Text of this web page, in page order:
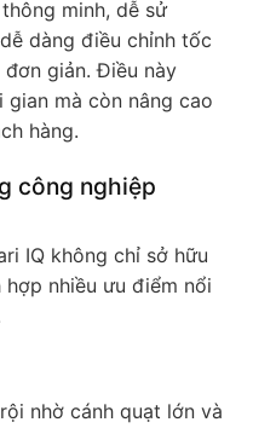
minh, dễ sử
dàng điều chỉnh tốc
giản. Điều này
mà còn nâng cao
hàng.
công nghiệp
IQ không chỉ sở hữu
nhiều ưu điểm nổi
nhờ cánh quạt lớn và